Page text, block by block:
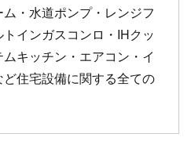
・水道ポンプ・レンジフ
インガスコンロ・IHクッ
キッチン・エアコン・イ
住宅設備に関する全ての